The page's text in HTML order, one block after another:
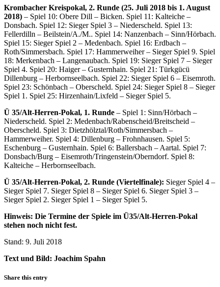
Krombacher Kreispokal, 2. Runde (25. Juli 2018 bis 1. August
2018) – Spiel 10: Obere Dill – Bicken. Spiel 11: Kalteiche –
Donsbach. Spiel 12: Sieger Spiel 3 – Niederscheld. Spiel 13:
Fellerdilln – Beilstein/A./M.. Spiel 14: Nanzenbach – Sinn/Hörbach.
Spiel 15: Sieger Spiel 2 – Medenbach. Spiel 16: Erdbach –
Roth/Simmersbach. Spiel 17: Hammerweiher – Sieger Spiel 9. Spiel
18: Merkenbach – Langenaubach. Spiel 19: Sieger Spiel 7 – Sieger
Spiel 4. Spiel 20: Haiger – Gusternhain. Spiel 21: Türkgücü
Dillenburg – Herbornseelbach. Spiel 22: Sieger Spiel 6 – Eisemroth.
Spiel 23: Schönbach – Oberscheld. Spiel 24: Sieger Spiel 8 – Sieger
Spiel 1. Spiel 25: Hirzenhain/Lixfeld – Sieger Spiel 5.
Ü 35/Alt-Herren-Pokal, 1. Runde – Spiel 1: Sinn/Hörbach –
Niederscheld. Spiel 2: Medenbach/Rabenscheid/Breitscheid –
Oberscheld. Spiel 3: Dietzhölztal/Roth/Simmersbach –
Hammerweiher. Spiel 4: Dillenburg – Frohnhausen. Spiel 5:
Eschenburg – Gusternhain. Spiel 6: Ballersbach – Aartal. Spiel 7:
Donsbach/Burg – Eisemroth/Tringenstein/Oberndorf. Spiel 8:
Kalteiche – Herbornseelbach.
Ü 35/Alt-Herren-Pokal, 2. Runde (Viertelfinale): Sieger Spiel 4 –
Sieger Spiel 7. Sieger Spiel 8 – Sieger Spiel 6. Sieger Spiel 3 –
Sieger Spiel 2. Sieger Spiel 1 – Sieger Spiel 5.
Hinweis: Die Termine der Spiele im Ü35/Alt-Herren-Pokal
stehen noch nicht fest.
Stand: 9. Juli 2018
Text und Bild: Joachim Spahn
Share this entry